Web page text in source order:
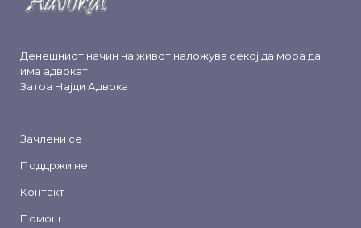
Денешниот начин на живот наложува секој да мора да
има адвокат.
Затоа Најди Адвокат!
Зачлени се
Поддржи не
Контакт
Помош